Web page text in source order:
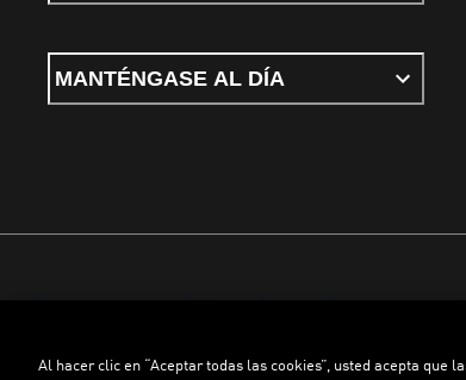
MANTÉNGASE AL DÍA
Términos y condiciones Política de PrivacidadConfigurador de
©PUMA, 2026. Todos los derechos reservados
Al hacer clic en “Aceptar todas las cookies”, usted acepta que